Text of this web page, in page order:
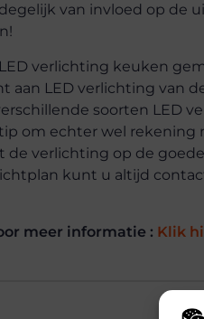
van invloed op de
verlichting keuken
aan LED verlichting van
soorten LED
om echter wel
de verlichting op de
kunt u altijd
meer informatie : Klik